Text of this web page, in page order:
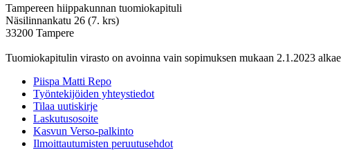
Tampereen hiippakunnan tuomiokapituli
Näsilinnankatu 26 (7. krs)
33200 Tampere
Tuomiokapitulin virasto on avoinna vain sopimuksen mukaan 2.1.2023
Piispa Matti Repo
Työntekijöiden yhteystiedot
Tilaa uutiskirje
Laskutusosoite
Kasvun Verso-palkinto
Ilmoittautumisten peruutusehdot